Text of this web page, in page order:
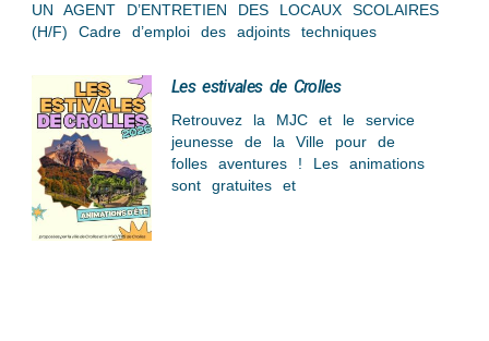
UN AGENT D’ENTRETIEN DES LOCAUX SCOLAIRES
(H/F) Cadre d’emploi des adjoints techniques
Les estivales de Crolles
Retrouvez la MJC et le service
jeunesse de la Ville pour de
folles aventures ! Les animations
sont gratuites et